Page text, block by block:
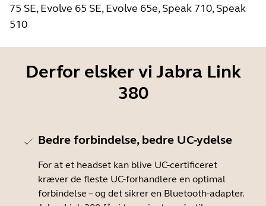
75 SE, Evolve 65 SE, Evolve 65e, Speak 710, Speak
510
Derfor elsker vi Jabra Link
380
Bedre forbindelse, bedre UC-ydelse
For at et headset kan blive UC-certificeret
kræver de fleste UC-forhandlere en optimal
forbindelse – og det sikrer en Bluetooth-adapter.